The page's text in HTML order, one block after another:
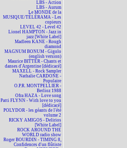
LBS - Action
LBS - Aurum
Le MONDE de la
MUSIQUE/TÉLÉRAMA - Les
copieurs
LEVEL 42 - Level 42
Lionel HAMPTON - Jazz in
jazz [White Label]
Madleen KANE - Rough
diamond
MAGNUM BONUM - Gigolo
(english version)
Maurice BITTER - Chants et
danses d'Argentine [dédicacé]
MAXELL - Rock Sampler
Nathalie CARDONE -
Populaire
O.P.R. MONTPELLIER -
Berlioz 1988
Ofra HAZA - Love song
Patti FLYNN - With love to you
[dédicacé]
POLYDOR - les géants de l'été
volume 2
RICKY AMIGOS - Delirios
[White Label]
ROCK AROUND THE
WORLD radio show
Roger BOURDIN - TIMING 8,
Confidences d'un flûtiste